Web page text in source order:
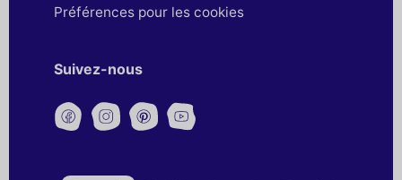
Préférences pour les cookies
Suivez-nous